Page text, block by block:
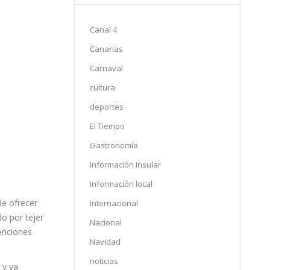
ofrecer
por tejer
ya
Canal 4
Canarias
Carnaval
cultura
deportes
El Tiempo
Gastronomía
Información Insular
Información local
Internacional
Nacional
Navidad
noticias